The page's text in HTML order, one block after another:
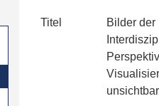
Titel
Bilder